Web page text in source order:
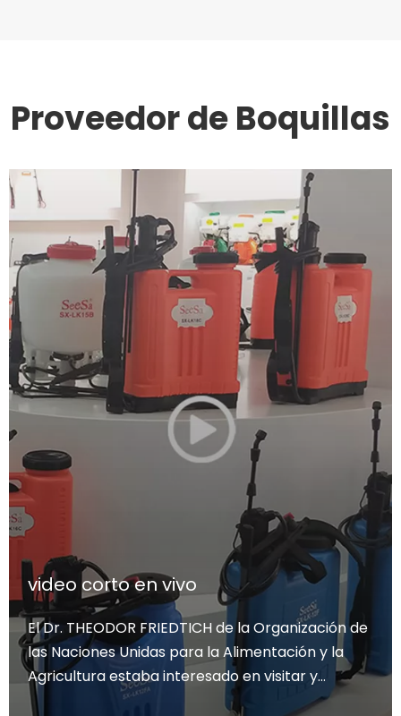
Proveedor de Boquillas
video corto en vivo
El Dr. THEODOR FRIEDTICH de la Organización de
las Naciones Unidas para la Alimentación y la
Agricultura estaba interesado en visitar y
comprar pulverizadores de marca en el